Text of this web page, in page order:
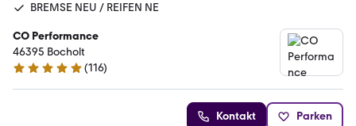
BREMSE NEU / REIFEN NE
CO Performance
46395 Bocholt
4.9 Sterne
(116)
Kontakt Parken